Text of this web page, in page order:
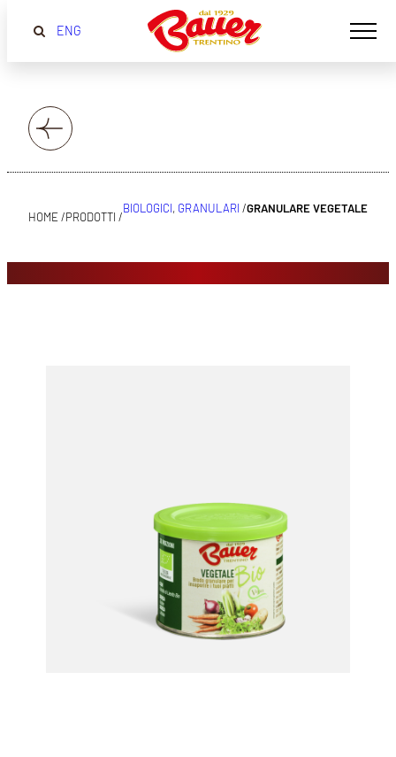
ENG
HOME /PRODOTTI /
BIOLOGICI, GRANULARI /GRANULARE VEGETALE BIO